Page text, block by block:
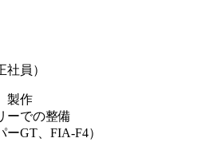
社員）
製作
ーでの整備
GT、FIA-F4）